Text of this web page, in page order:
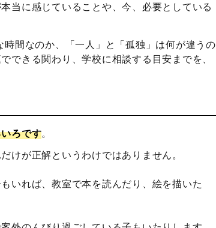
当に感じていることや、今、必要としている
間なのか、「一人」と「孤独」は何が違うの
できる関わり、学校に相談する目安までを、
ろです。
けが正解というわけではありません。
いれば、教室で本を読んだり、絵を描いた